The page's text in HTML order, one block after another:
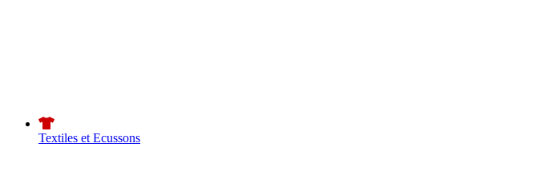
Textiles et Ecussons